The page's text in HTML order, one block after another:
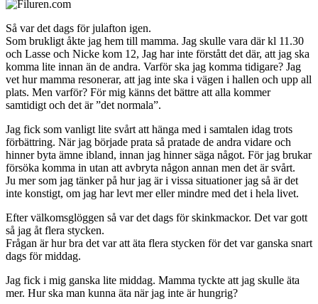
Så var det dags för julafton igen.
Som brukligt åkte jag hem till mamma. Jag skulle vara där kl 11.30
och Lasse och Nicke kom 12, Jag har inte förstått det där, att jag ska
komma lite innan än de andra. Varför ska jag komma tidigare? Jag
vet hur mamma resonerar, att jag inte ska i vägen i hallen och upp all
plats. Men varför? För mig känns det bättre att alla kommer
samtidigt och det är ”det normala”.
Jag fick som vanligt lite svårt att hänga med i samtalen idag trots
förbättring. När jag började prata så pratade de andra vidare och
hinner byta ämne ibland, innan jag hinner säga något. För jag brukar
försöka komma in utan att avbryta någon annan men det är svårt.
Ju mer som jag tänker på hur jag är i vissa situationer jag så är det
inte konstigt, om jag har levt mer eller mindre med det i hela livet.
Efter välkomsglöggen så var det dags för skinkmackor. Det var gott
så jag åt flera stycken.
Frågan är hur bra det var att äta flera stycken för det var ganska snart
dags för middag.
Jag fick i mig ganska lite middag. Mamma tyckte att jag skulle äta
mer. Hur ska man kunna äta när jag inte är hungrig?